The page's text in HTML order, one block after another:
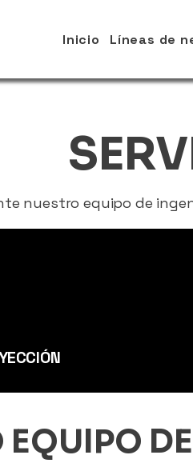
Inicio Líneas de
nuestro equipo de
EQUIPO